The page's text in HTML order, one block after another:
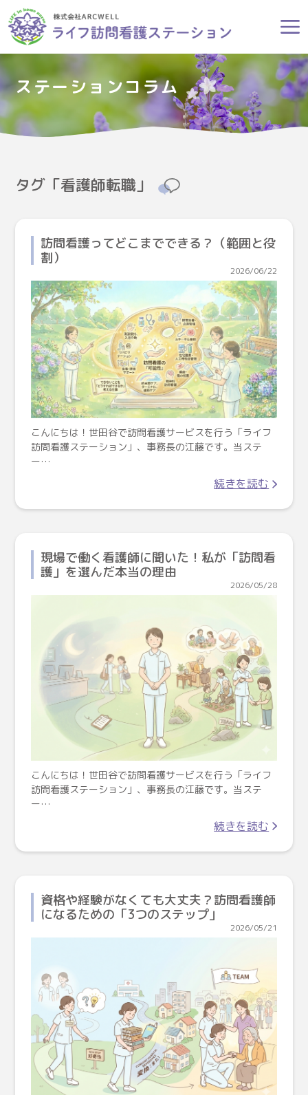
ステーションコラム
タグ「看護師転職」
訪問看護ってどこまでできる？（範囲と役
割）
2026/06/22
こんにちは！世田谷で訪問看護サービスを行う「ライフ
訪問看護ステーション」、事務長の江藤です。当ステ
ー…
続きを読む
現場で働く看護師に聞いた！私が「訪問看
護」を選んだ本当の理由
2026/05/28
こんにちは！世田谷で訪問看護サービスを行う「ライフ
訪問看護ステーション」、事務長の江藤です。当ステ
ー…
続きを読む
資格や経験がなくても大丈夫？訪問看護師
になるための「3つのステップ」
2026/05/21